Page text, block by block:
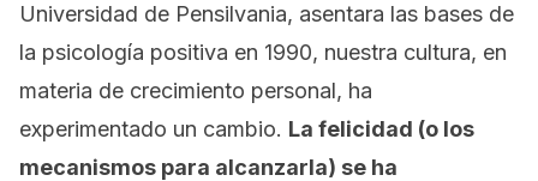
Universidad de Pensilvania, asentara las bases de
la psicología positiva en 1990, nuestra cultura, en
materia de crecimiento personal, ha
experimentado un cambio. La felicidad (o los
mecanismos para alcanzarla) se ha